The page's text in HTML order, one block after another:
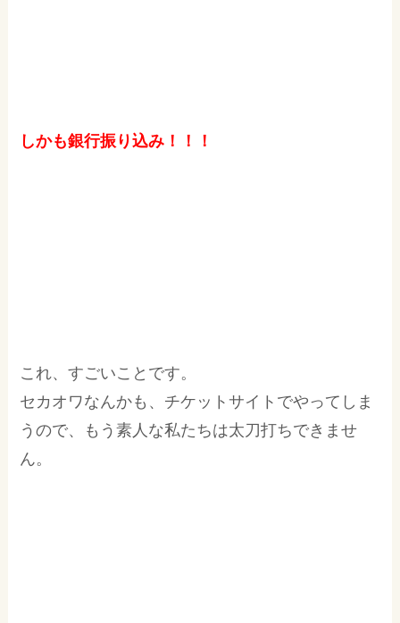
しかも銀行振り込み！！！
これ、すごいことです。
セカオワなんかも、チケットサイトでやってしま
うので、もう素人な私たちは太刀打ちできませ
ん。